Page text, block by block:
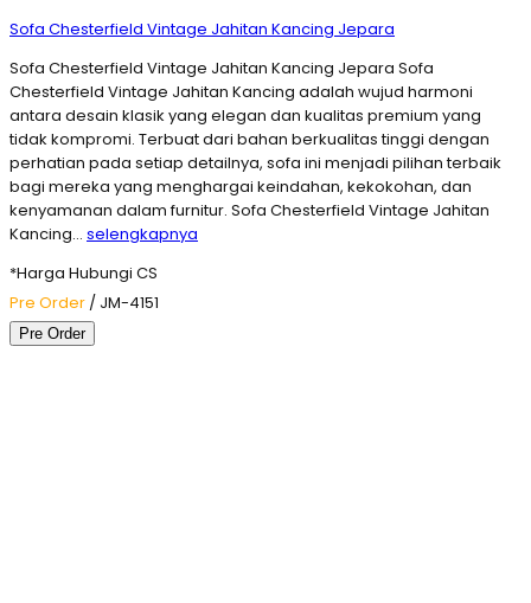
Sofa Chesterfield Vintage Jahitan Kancing Jepara
Sofa Chesterfield Vintage Jahitan Kancing Jepara Sofa
Chesterfield Vintage Jahitan Kancing adalah wujud harmoni
antara desain klasik yang elegan dan kualitas premium yang
tidak kompromi. Terbuat dari bahan berkualitas tinggi dengan
perhatian pada setiap detailnya, sofa ini menjadi pilihan terbaik
bagi mereka yang menghargai keindahan, kekokohan, dan
kenyamanan dalam furnitur. Sofa Chesterfield Vintage Jahitan
Kancing… selengkapnya
*Harga Hubungi CS
Pre Order / JM-4151
Pre Order